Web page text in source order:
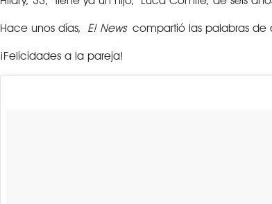
Hace unos días, E! News compartió las palabras de
¡Felicidades a la pareja!